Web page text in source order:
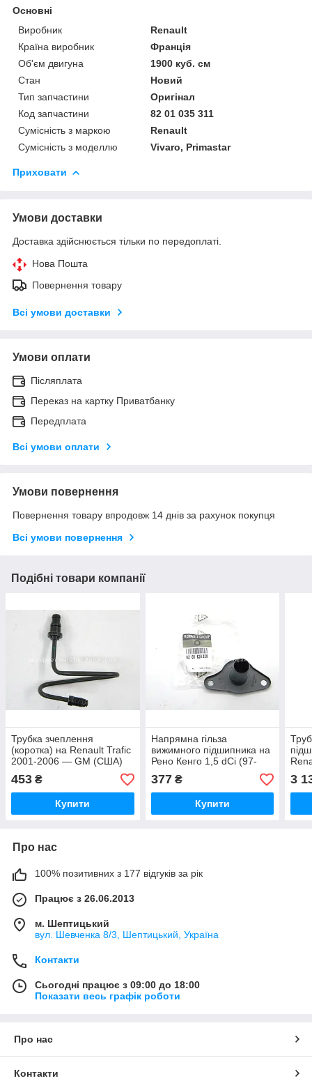
Основні
Виробник
Renault
Країна виробник
Франція
Об'єм двигуна
1900 куб. см
Стан
Новий
Тип запчастини
Оригінал
Код запчастини
82 01 035 311
Сумісність з маркою
Renault
Сумісність з моделлю
Vivaro, Primastar
Приховати
Умови доставки
Доставка здійснюється тільки по передоплаті.
Нова Пошта
Повернення товару
Всі умови доставки
Умови оплати
Післяплата
Переказ на картку Приватбанку
Передплата
Всі умови оплати
Умови повернення
Повернення товару впродовж 14 днів за рахунок покупця
Всі умови повернення
Подібні товари компанії
Трубка зчеплення
(коротка) на Renault Trafic
2001-2006 — GM (США)
96549206
453 ₴
Купити
Напрямна гільза
вижимного підшипника на
Рено Кенго 1,5 dCi (97-
2008) RENAULT
(Оригінал) - 8200128328
377₴
Купити
3
Про нас
100% позитивних з 177 відгуків за рік
Працює з 26.06.2013
м. Шептицький
вул. Шевченка 8/3, Шептицький, Україна
Контакти
Сьогодні працює з 09:00 до 18:00
Показати весь графік роботи
Про нас
Контакти